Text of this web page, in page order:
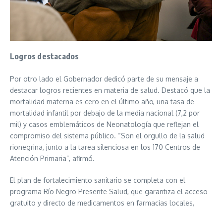
Logros destacados
Por otro lado el Gobernador dedicó parte de su mensaje a
destacar logros recientes en materia de salud. Destacó que la
mortalidad materna es cero en el último año, una tasa de
mortalidad infantil por debajo de la media nacional (7,2 por
mil) y casos emblemáticos de Neonatología que reflejan el
compromiso del sistema público. “Son el orgullo de la salud
rionegrina, junto a la tarea silenciosa en los 170 Centros de
Atención Primaria”, afirmó.
El plan de fortalecimiento sanitario se completa con el
programa Río Negro Presente Salud, que garantiza el acceso
gratuito y directo de medicamentos en farmacias locales,